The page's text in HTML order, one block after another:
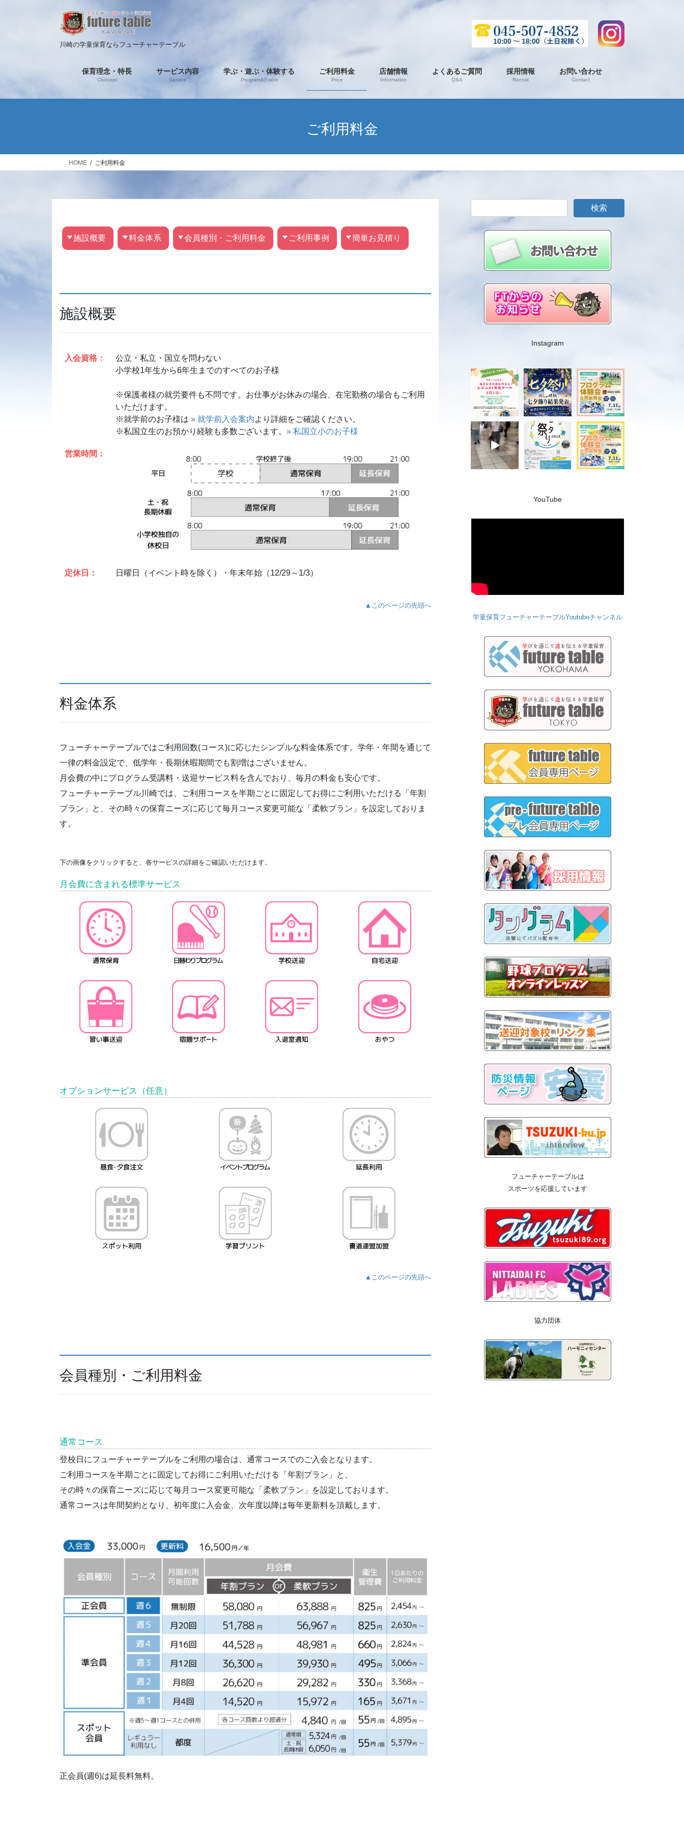
川崎の学童保育ならフューチャーテーブル
保育理念・特長
Concept
サービス内容
Service
学ぶ・遊ぶ・体験する
Program&Event
ご利用料金
Price
店舗情報
Information
よくあるご質問
Q&A
採用情報
Recruit
お問い合わせ
Contact
ご利用料金
HOME ご利用料金
施設概要 料金体系 会員種別・ご利用料金 ご利用事例 簡単お見積り
施設概要
入会資格：
公立・私立・国立を問わない
小学校1年生から6年生までのすべてのお子様
※保護者様の就労要件も不問です。お仕事がお休みの場合、在宅勤務の場合もご利用
いただけます。
※就学前のお子様は » 就学前入会案内より詳細をご確認ください。
※私国立生のお預かり経験も多数ございます。 » 私国立小のお子様
営業時間：
定休日： 日曜日（イベント時を除く）・年末年始（12/29～1/3）
▲このページの先頭へ
料金体系
フューチャーテーブルではご利用回数(コース)に応じたシンプルな料金体系です。学年・年間を通じて
一律の料金設定で、低学年・長期休暇期間でも割増はございません。
月会費の中にプログラム受講料・送迎サービス料を含んでおり、毎月の料金も安心です。
フューチャーテーブル川崎では、ご利用コースを半期ごとに固定してお得にご利用いただける「年割
プラン」と、その時々の保育ニーズに応じて毎月コース変更可能な「柔軟プラン」を設定しておりま
す。
下の画像をクリックすると、各サービスの詳細をご確認いただけます。
月会費に含まれる標準サービス
オプションサービス（任意）
▲このページの先頭へ
会員種別・ご利用料金
通常コース
登校日にフューチャーテーブルをご利用の場合は、通常コースでのご入会となります。
ご利用コースを半期ごとに固定してお得にご利用いただける「年割プラン」と、
その時々の保育ニーズに応じて毎月コース変更可能な「柔軟プラン」を設定しております。
通常コースは年間契約となり、初年度に入会金、次年度以降は毎年更新料を頂戴します。
正会員(週6)は延長料無料。
検索
Instagram
YouTube
学童保育フューチャーテーブルYoutubeチャンネル
フューチャーテーブルは
スポーツを応援しています
協力団体